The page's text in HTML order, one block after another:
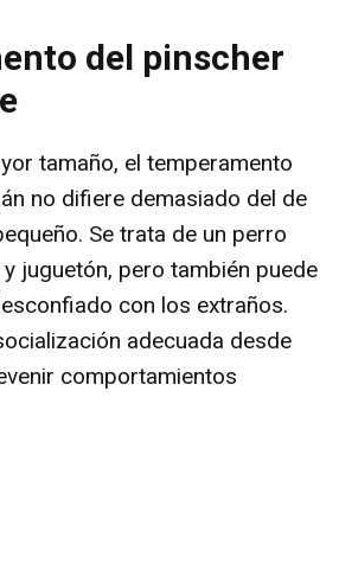
del pinscher
tamaño, el temperamento
no difiere demasiado del de
Se trata de un perro
juguetón, pero también puede
con los extraños.
adecuada desde
comportamientos